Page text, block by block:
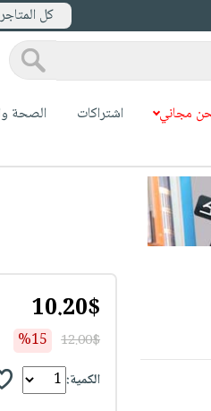
كل المتاجر
مجاني اشتراكات الصحة
10.20$
12.00$
%15
الكمية: